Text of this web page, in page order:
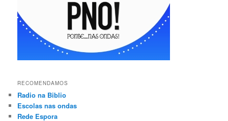
RECOMENDAMOS
Radio na Biblio
Escolas nas ondas
Rede Espora